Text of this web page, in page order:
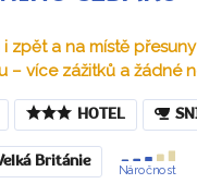
zpět a na místě
– více zážitků a žádné
HOTEL
Británie
Náročnost